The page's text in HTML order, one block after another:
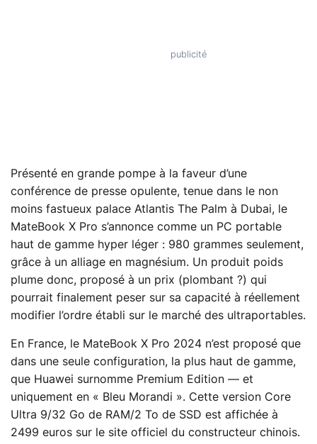
Présenté en grande pompe à la faveur d’une
conférence de presse opulente, tenue dans le non
moins fastueux palace Atlantis The Palm à Dubai, le
MateBook X Pro s’annonce comme un PC portable
haut de gamme hyper léger : 980 grammes seulement,
grâce à un alliage en magnésium. Un produit poids
plume donc, proposé à un prix (plombant ?) qui
pourrait finalement peser sur sa capacité à réellement
modifier l’ordre établi sur le marché des ultraportables.
En France, le MateBook X Pro 2024 n’est proposé que
dans une seule configuration, la plus haut de gamme,
que Huawei surnomme Premium Edition — et
uniquement en « Bleu Morandi ». Cette version Core
Ultra 9/32 Go de RAM/2 To de SSD est affichée à
2499 euros sur le site officiel du constructeur chinois.